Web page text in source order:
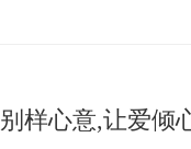
别样心意,让爱倾